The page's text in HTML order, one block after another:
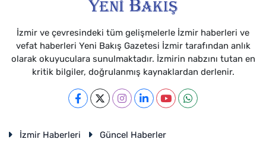
İzmir ve çevresindeki tüm gelişmelerle İzmir haberleri ve
vefat haberleri Yeni Bakış Gazetesi İzmir tarafından anlık
olarak okuyuculara sunulmaktadır. İzmirin nabzını tutan en
kritik bilgiler, doğrulanmış kaynaklardan derlenir.
İzmir Haberleri Güncel Haberler